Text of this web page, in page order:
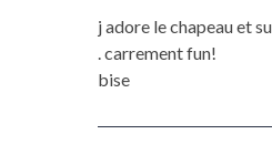
j adore le chapeau et
. carrement fun!
bise